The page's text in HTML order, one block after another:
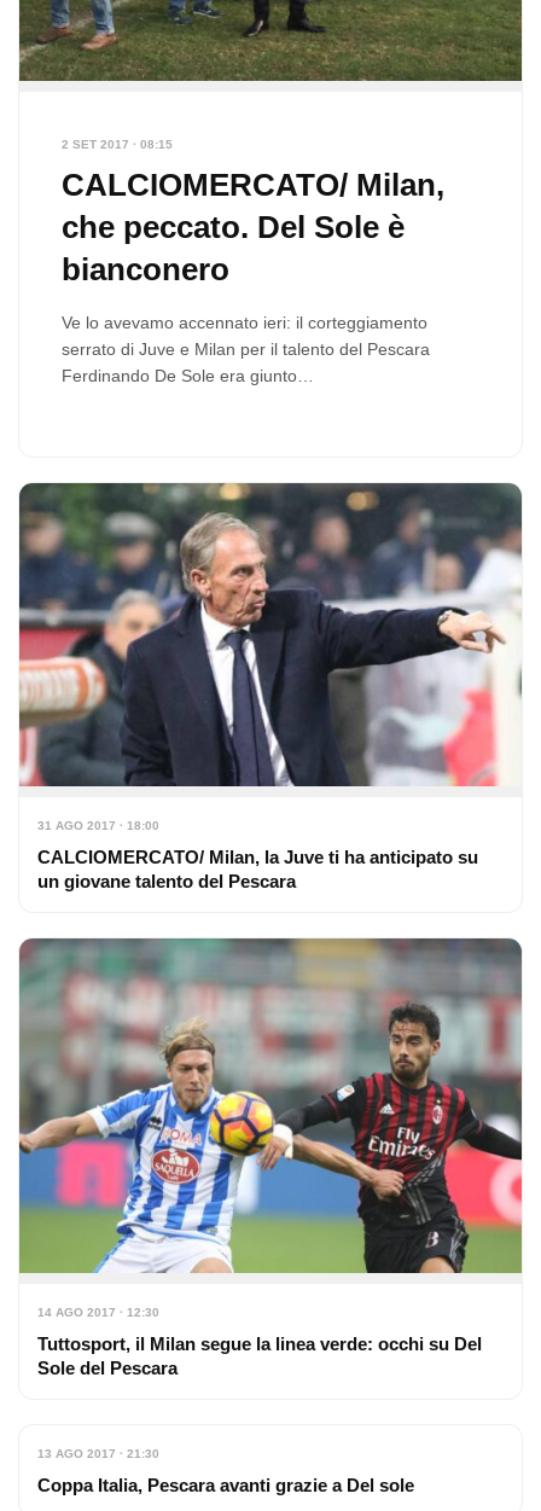
2 SET 2017 · 08:15
CALCIOMERCATO/ Milan,
che peccato. Del Sole è
bianconero
Ve lo avevamo accennato ieri: il corteggiamento
serrato di Juve e Milan per il talento del Pescara
Ferdinando De Sole era giunto…
31 AGO 2017 · 18:00
CALCIOMERCATO/ Milan, la Juve ti ha anticipato su
un giovane talento del Pescara
14 AGO 2017 · 12:30
Tuttosport, il Milan segue la linea verde: occhi su Del
Sole del Pescara
13 AGO 2017 · 21:30
Coppa Italia, Pescara avanti grazie a Del sole